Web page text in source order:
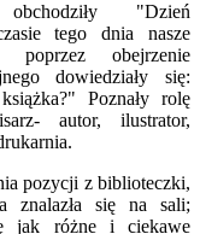
"Dzień
tego dnia nasze
poprzez obejrzenie
dowiedziały się:
Poznały rolę
autor, ilustrator,
pozycji z biblioteczki,
znalazła się na sali;
jak różne i ciekawe